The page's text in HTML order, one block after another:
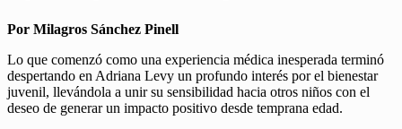
Por Milagros Sánchez Pinell
Lo que comenzó como una experiencia médica inesperada terminó
despertando en Adriana Levy un profundo interés por el bienestar
juvenil, llevándola a unir su sensibilidad hacia otros niños con el
deseo de generar un impacto positivo desde temprana edad.